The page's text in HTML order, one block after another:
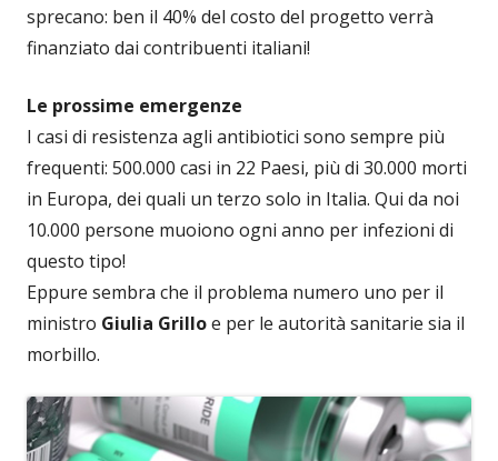
sprecano: ben il 40% del costo del progetto verrà
finanziato dai contribuenti italiani!
Le prossime emergenze
I casi di resistenza agli antibiotici sono sempre più
frequenti: 500.000 casi in 22 Paesi, più di 30.000 morti
in Europa, dei quali un terzo solo in Italia. Qui da noi
10.000 persone muoiono ogni anno per infezioni di
questo tipo!
Eppure sembra che il problema numero uno per il
ministro Giulia Grilloe per le autorità sanitarie sia il
morbillo.